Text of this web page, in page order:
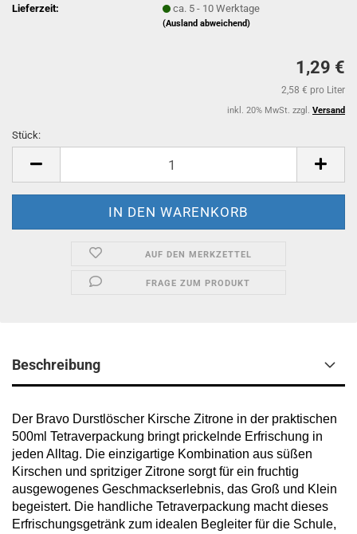
Lieferzeit:
ca. 5 - 10 Werktage
(Ausland abweichend)
1,29 €
2,58 € pro Liter
inkl. 20% MwSt. zzgl. Versand
Stück:
AUF DEN MERKZETTEL
FRAGE ZUM PRODUKT
Beschreibung
Der Bravo Durstlöscher Kirsche Zitrone in der praktischen
500ml Tetraverpackung bringt prickelnde Erfrischung in
jeden Alltag. Die einzigartige Kombination aus süßen
Kirschen und spritziger Zitrone sorgt für ein fruchtig
ausgewogenes Geschmackserlebnis, das Groß und Klein
begeistert. Die handliche Tetraverpackung macht dieses
Erfrischungsgetränk zum idealen Begleiter für die Schule,